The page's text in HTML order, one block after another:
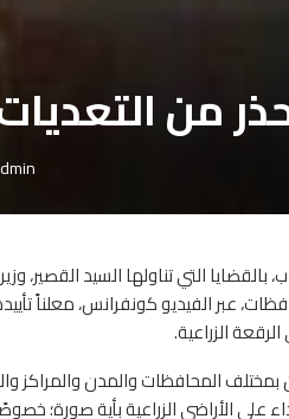
من
التي تناولها السيد القصير،
عبر الفيديو كونفرانس، معلناً تأييده
الزراعية.
بمختلف المحافظات والمدن
الأراضي الزراعية بأية صورة؛